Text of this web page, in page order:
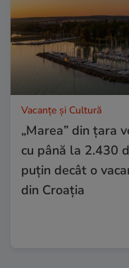
Vacanțe și Cultură
„Marea” din țara
cu până la 2.430
puțin decât o
din Croația